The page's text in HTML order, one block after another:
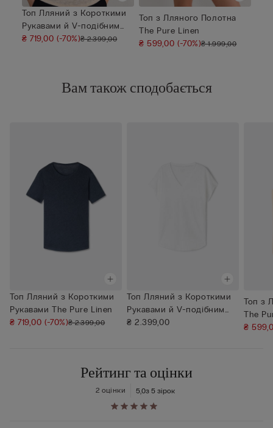
Топ Лляний з Короткими
Рукавами й V-подібним
Викот...
₴ 719,00(-70%)₴ 2.399,00
Топ з Лляного Полотна
The Pure Linen
₴ 599,00(-70%)₴ 1.999,00
Вам також сподобається
Топ Лляний з Короткими
Рукавами The Pure Linen
₴ 719,00(-70%)₴ 2.399,00
Топ Лляний з Короткими
Рукавами й V-подібним
Викот...
₴ 2.399,00
Топ з
The
₴
Рейтинг та оцінки
5,0з 5 зірок
2 оцінки